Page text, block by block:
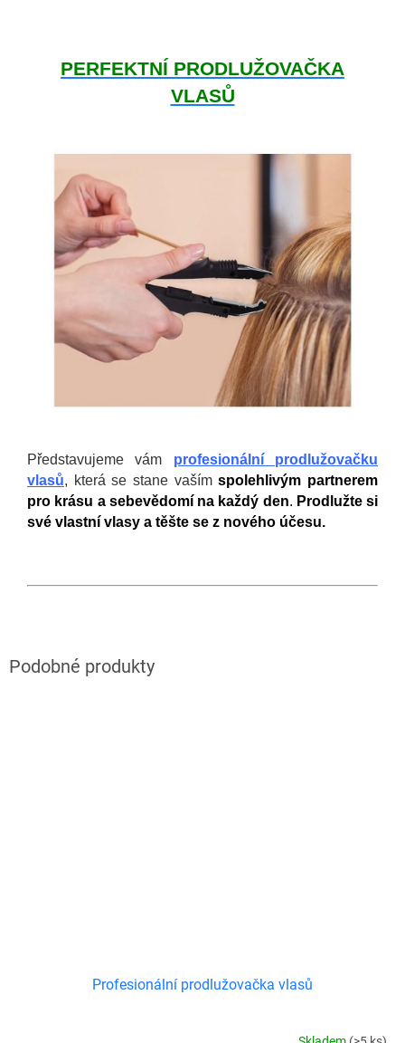
PERFEKTNÍ PRODLUŽOVAČKA
VLASŮ
Představujeme vám profesionální prodlužovačku
vlasů, která se stane vašímspolehlivým partnerem
pro krásu a sebevědomí na každý den. Prodlužte si
své vlastní vlasy a těšte se z nového účesu.
Profesionální prodlužovačka vlasů